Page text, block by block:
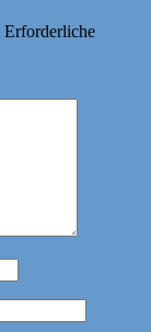
Erforderliche